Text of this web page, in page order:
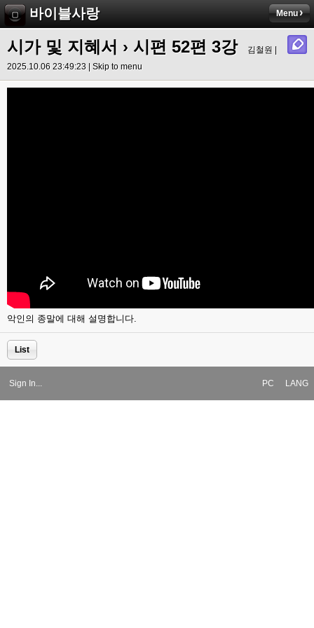
바이블사랑 Menu
시가 및 지혜서 › 시편 52편 3강
김철원 |
2025.10.06 23:49:23 | Skip to menu
악인의 종말에 대해 설명합니다.
List
Sign In... PC LANG